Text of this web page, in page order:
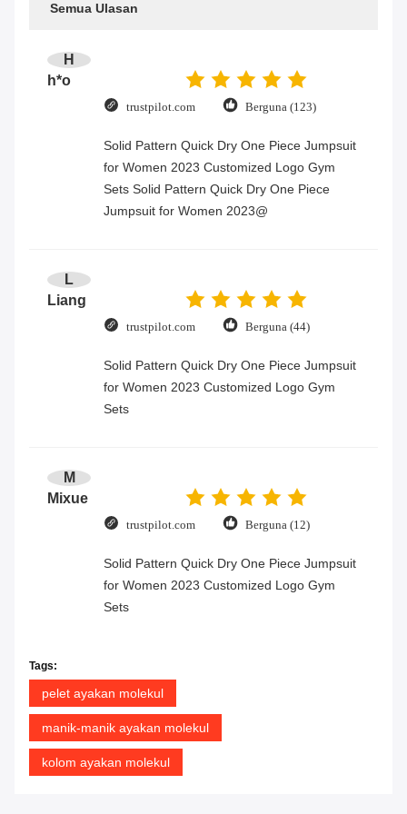
Semua Ulasan
H
h*o
trustpilot.com Berguna (123)
Solid Pattern Quick Dry One Piece Jumpsuit
for Women 2023 Customized Logo Gym
Sets Solid Pattern Quick Dry One Piece
Jumpsuit for Women 2023@
L
Liang
trustpilot.com Berguna (44)
Solid Pattern Quick Dry One Piece Jumpsuit
for Women 2023 Customized Logo Gym
Sets
M
Mixue
trustpilot.com Berguna (12)
Solid Pattern Quick Dry One Piece Jumpsuit
for Women 2023 Customized Logo Gym
Sets
Tags:
pelet ayakan molekul
manik-manik ayakan molekul
kolom ayakan molekul